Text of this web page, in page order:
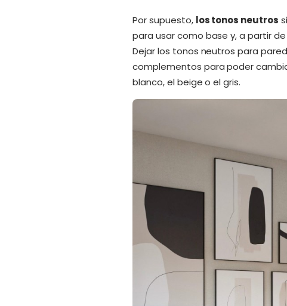
Por supuesto, los tonos neutros
para usar como base y, a partir
Dejar los tonos neutros para
complementos para poder
blanco, el beige o el gris.